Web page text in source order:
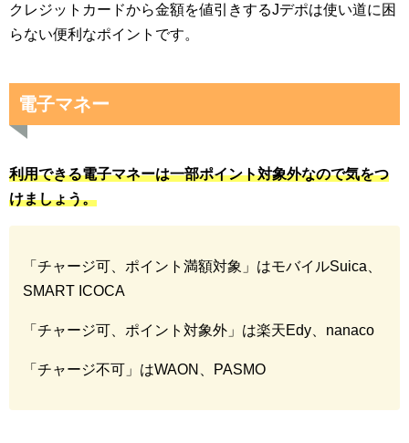
クレジットカードから金額を値引きするJデポは使い道に困
らない便利なポイントです。
電子マネー
利用できる電子マネーは一部ポイント対象外なので気をつ
けましょう。
「チャージ可、ポイント満額対象」はモバイルSuica、
SMART ICOCA
「チャージ可、ポイント対象外」は楽天Edy、nanaco
「チャージ不可」はWAON、PASMO